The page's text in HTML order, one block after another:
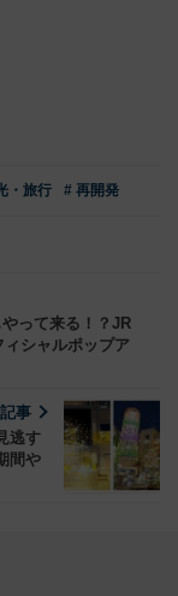
・旅行 # 再開発
やって来る！？JR
シャルポップア
事
逃す
間や